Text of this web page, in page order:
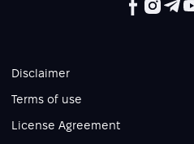
Disclaimer
Terms of use
License Agreement